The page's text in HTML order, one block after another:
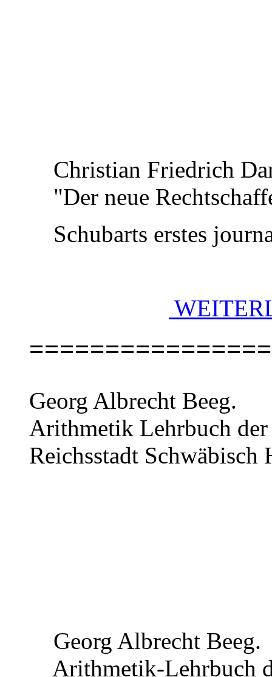
Christian Friedrich
"Der neue
Schubarts erstes
Georg Albrecht Beeg.
Arithmetik Lehrbuch
Reichsstadt Schwäbisch
Georg Albrecht Beeg.
Arithmetik-Lehrbuch